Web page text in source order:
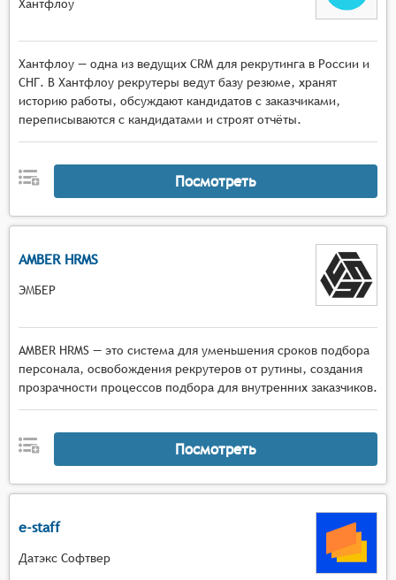
Виртуальные ярмарки вакансий: Организация
режиме реального времени, задавать вопросы
и получать информацию о вакансиях.
Хантфлоу
Хантфлоу — одна из ведущих CRM для рекрутинга в России и
СНГ. В Хантфлоу рекрутеры ведут базу резюме, хранят
историю работы, обсуждают кандидатов с заказчиками,
переписываются с кандидатами и строят отчёты.
Посмотреть
AMBER HRMS
ЭМБЕР
AMBER HRMS — это система для уменьшения сроков подбора
персонала, освобождения рекрутеров от рутины, создания
прозрачности процессов подбора для внутренних заказчиков.
Посмотреть
e-staff
Датэкс Софтвер